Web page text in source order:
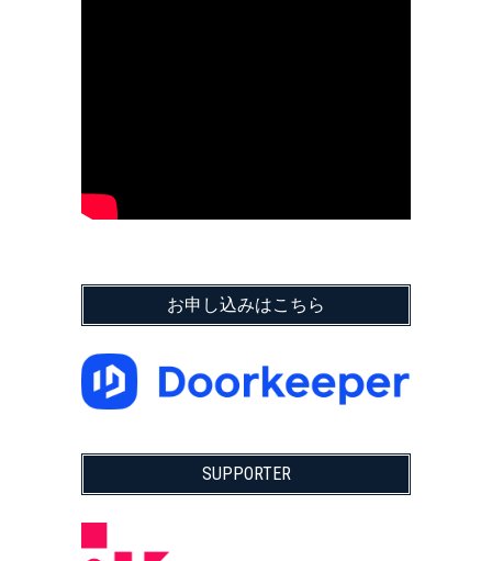
お申し込みはこちら
SUPPORTER